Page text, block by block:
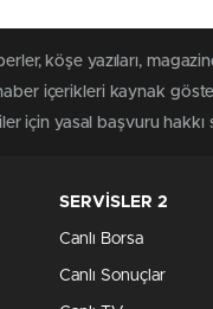
köşe yazıları,
içerikleri kaynak
için yasal başvuru
SERVİSLER 2
Canlı Borsa
Canlı Sonuçlar